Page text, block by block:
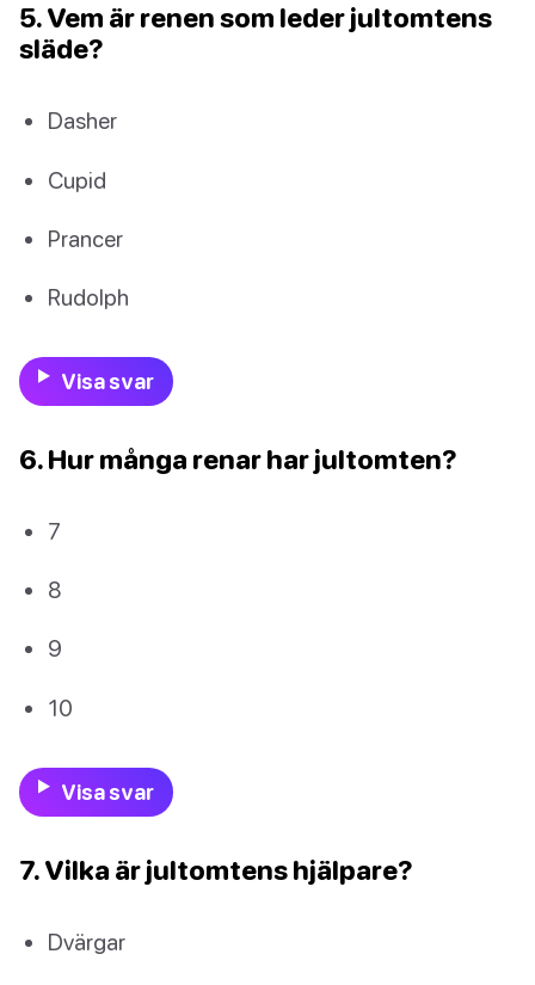
5. Vem är renen som leder jultomtens
släde?
Dasher
Cupid
Prancer
Rudolph
Visa svar
6. Hur många renar har jultomten?
7
8
9
10
Visa svar
7. Vilka är jultomtens hjälpare?
Dvärgar